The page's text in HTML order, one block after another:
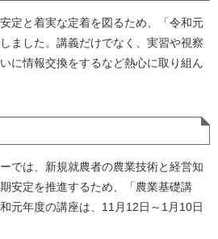
定と着実な定着を図るため、「令和元
ました。講義だけでなく、実習や視察
に情報交換をするなど熱心に取り組ん
では、新規就農者の農業技術と経営知
安定を推進するため、「農業基礎講
元年度の講座は、11月12日～1月10日